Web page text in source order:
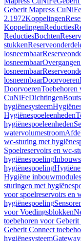
Geberit Mapress CuNiFe
2.1972Koppelingen
KoppelingenReducties
ReductiesBochten
stukken
losneembaar
losneembaar
losneembaar
losneembaarDoorvoeren
DoorvoerenToebehoren
CuNiFeDichtingen
hygiënesysteem
Hygiënespoeleenheden
hygiënespoeleenheden
watervolumestroom
wc-sturing met
Spoelreservoirs en wc-
hygiënespoeling
hygiënespoeling
Hygiëne inbouwmodules
sturingen met
voor spoelreservoirs en
hygiënespoeling
voor Voedingsblokken
toebehoren voor Geberit
Geberit Connect
hygiënesysteem